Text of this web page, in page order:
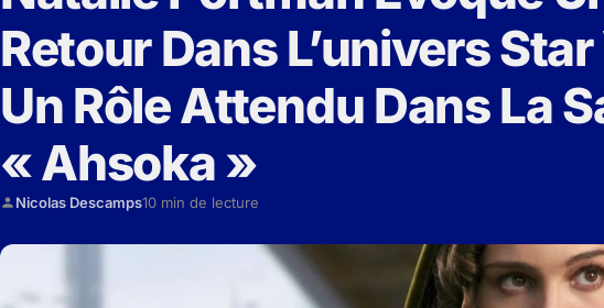
Retour Dans L’univers
Un Rôle Attendu Dans La
« Ahsoka »
Nicolas Descamps10 min de lecture